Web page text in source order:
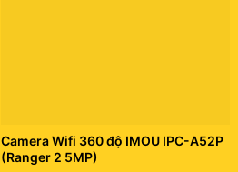
Camera Wifi 360 độ IMOU IPC-A52P
(Ranger 2 5MP)